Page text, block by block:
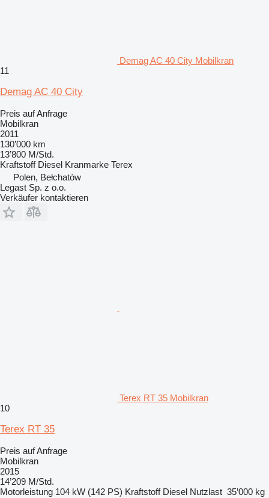
Demag AC 40 City Mobilkran
11
Demag AC 40 City
Preis auf Anfrage
Mobilkran
2011
130’000 km
13’800 M/Std.
Kraftstoff Diesel Kranmarke Terex
Polen, Bełchatów
Legast Sp. z o.o.
Verkäufer kontaktieren
Terex RT 35 Mobilkran
10
Terex RT 35
Preis auf Anfrage
Mobilkran
2015
14’209 M/Std.
Motorleistung 104 kW (142 PS) Kraftstoff Diesel Nutzlast 35’000 kg